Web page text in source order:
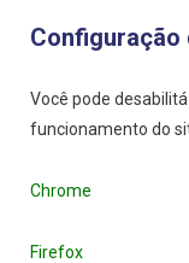
Configuração
Você pode
funcionamento do
Chrome
Firefox